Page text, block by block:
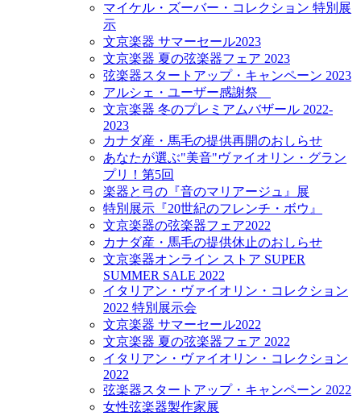
マイケル・ズーバー・コレクション 特別展
示
文京楽器 サマーセール2023
文京楽器 夏の弦楽器フェア 2023
弦楽器スタートアップ・キャンペーン 2023
アルシェ・ユーザー感謝祭
文京楽器 冬のプレミアムバザール 2022-
2023
カナダ産・馬毛の提供再開のおしらせ
あなたが選ぶ"美音"ヴァイオリン・グラン
プリ！第5回
楽器と弓の『音のマリアージュ』展
特別展示『20世紀のフレンチ・ボウ』
文京楽器の弦楽器フェア2022
カナダ産・馬毛の提供休止のおしらせ
文京楽器オンライン ストア SUPER
SUMMER SALE 2022
イタリアン・ヴァイオリン・コレクション
2022 特別展示会
文京楽器 サマーセール2022
文京楽器 夏の弦楽器フェア 2022
イタリアン・ヴァイオリン・コレクション
2022
弦楽器スタートアップ・キャンペーン 2022
女性弦楽器製作家展